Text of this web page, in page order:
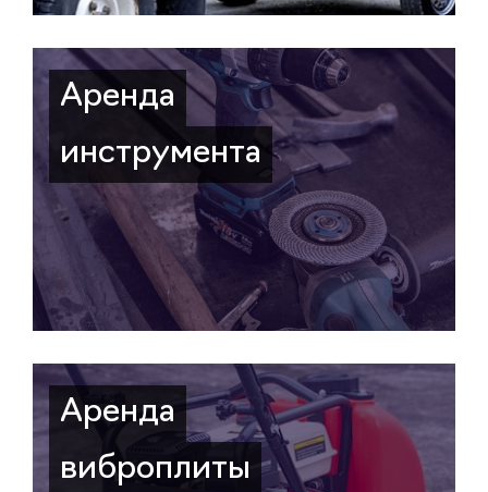
Аренда
инструмента
Аренда
виброплиты